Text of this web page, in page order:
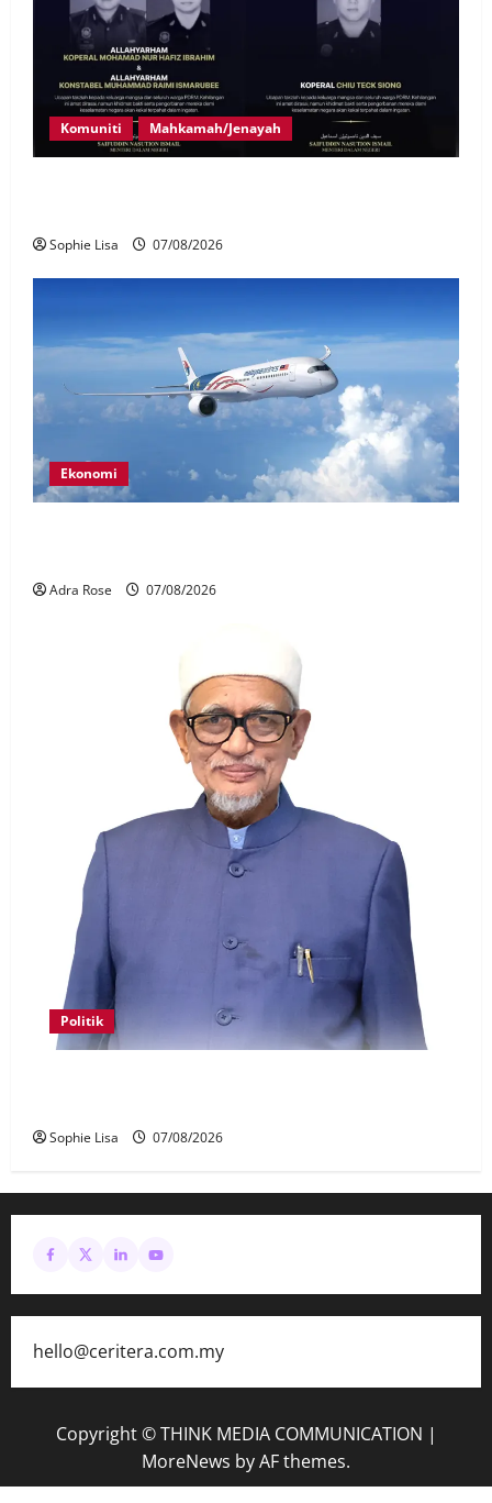
Komuniti Mahkamah/Jenayah
Sophie Lisa 07/08/2026
Ekonomi
Adra Rose 07/08/2026
Politik
Sophie Lisa 07/08/2026
hello@ceritera.com.my
Copyright © THINK MEDIA COMMUNICATION |
MoreNews by AF themes.